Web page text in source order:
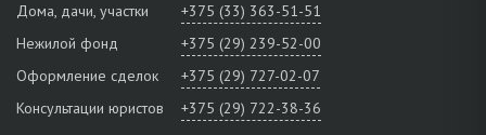
Дома, дачи, участки
+375 (33) 363-51-51
Нежилой фонд
+375 (29) 239-52-00
Оформление сделок
+375 (29) 727-02-07
Консультации юристов
+375 (29) 722-38-36